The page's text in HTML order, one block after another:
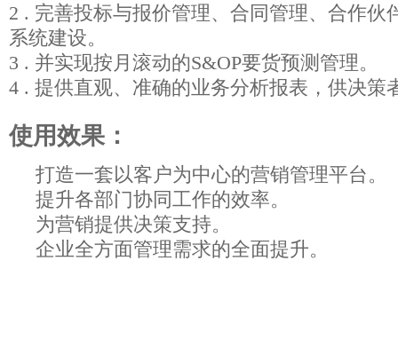
2 . 完善投标与报价管理、合同管理、合作伙
系统建设。
3 . 并实现按月滚动的S&OP要货预测管理。
4 . 提供直观、准确的业务分析报表，供决策
使用效果：
打造一套以客户为中心的营销管理平台。
提升各部门协同工作的效率。
为营销提供决策支持。
企业全方面管理需求的全面提升。